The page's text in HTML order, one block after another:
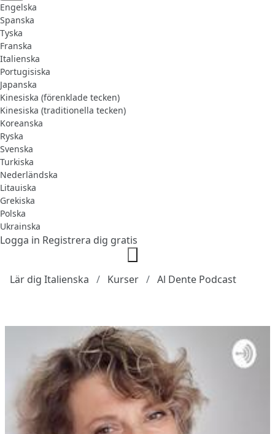
Engelska
Spanska
Tyska
Franska
Italienska
Portugisiska
Japanska
Kinesiska (förenklade tecken)
Kinesiska (traditionella tecken)
Koreanska
Ryska
Svenska
Turkiska
Nederländska
Litauiska
Grekiska
Polska
Ukrainska
Logga in Registrera dig gratis
Lär dig Italienska Kurser Al Dente Podcast